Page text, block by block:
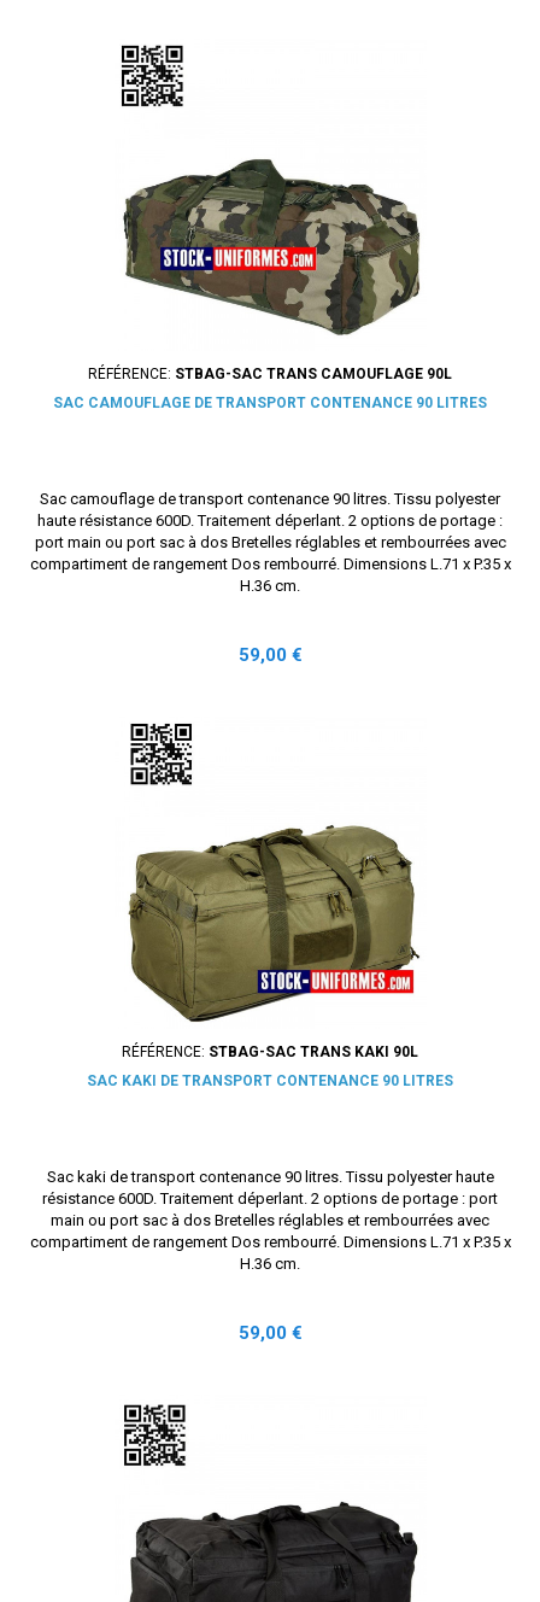
RÉFÉRENCE: STBAG-SAC TRANS CAMOUFLAGE 90L
SAC CAMOUFLAGE DE TRANSPORT CONTENANCE 90 LITRES
Sac camouflage de transport contenance 90 litres. Tissu polyester
haute résistance 600D. Traitement déperlant. 2 options de portage :
port main ou port sac à dos Bretelles réglables et rembourrées avec
compartiment de rangement Dos rembourré. Dimensions L.71 x P.35 x
H.36 cm.
Prix
59,00 €
RÉFÉRENCE: STBAG-SAC TRANS KAKI 90L
SAC KAKI DE TRANSPORT CONTENANCE 90 LITRES
Sac kaki de transport contenance 90 litres. Tissu polyester haute
résistance 600D. Traitement déperlant. 2 options de portage : port
main ou port sac à dos Bretelles réglables et rembourrées avec
compartiment de rangement Dos rembourré. Dimensions L.71 x P.35 x
H.36 cm.
Prix
59,00 €